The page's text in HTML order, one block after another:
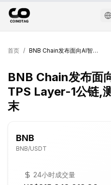
首页 / BNB Chain发布面向AI智能体的10万TPS Layer-1公链,测试网定于2026年末
BNB Chain发布面
TPS Layer-1公链,
末
BNB
BNB/USDT
24小时成交量